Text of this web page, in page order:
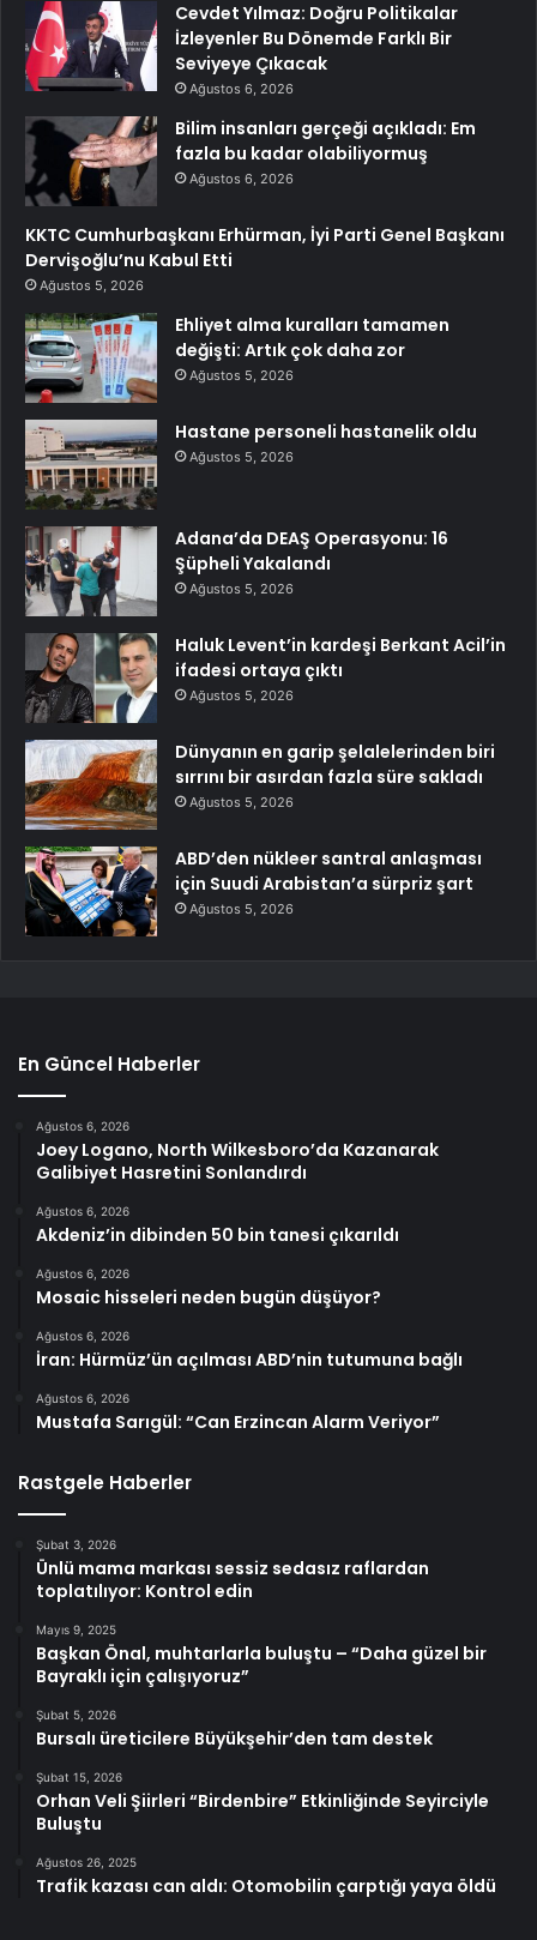
Cevdet Yılmaz: Doğru Politikalar
İzleyenler Bu Dönemde Farklı Bir
Seviyeye Çıkacak
Ağustos 6, 2026
Bilim insanları gerçeği açıkladı: Em
fazla bu kadar olabiliyormuş
Ağustos 6, 2026
KKTC Cumhurbaşkanı Erhürman, İyi Parti Genel Başkanı
Dervişoğlu’nu Kabul Etti
Ağustos 5, 2026
Ehliyet alma kuralları tamamen
değişti: Artık çok daha zor
Ağustos 5, 2026
Hastane personeli hastanelik oldu
Ağustos 5, 2026
Adana’da DEAŞ Operasyonu: 16
Şüpheli Yakalandı
Ağustos 5, 2026
Haluk Levent’in kardeşi Berkant Acil’in
ifadesi ortaya çıktı
Ağustos 5, 2026
Dünyanın en garip şelalelerinden biri
sırrını bir asırdan fazla süre sakladı
Ağustos 5, 2026
ABD’den nükleer santral anlaşması
için Suudi Arabistan’a sürpriz şart
Ağustos 5, 2026
En Güncel Haberler
Ağustos 6, 2026
Joey Logano, North Wilkesboro’da Kazanarak
Galibiyet Hasretini Sonlandırdı
Ağustos 6, 2026
Akdeniz’in dibinden 50 bin tanesi çıkarıldı
Ağustos 6, 2026
Mosaic hisseleri neden bugün düşüyor?
Ağustos 6, 2026
İran: Hürmüz’ün açılması ABD’nin tutumuna bağlı
Ağustos 6, 2026
Mustafa Sarıgül: “Can Erzincan Alarm Veriyor”
Rastgele Haberler
Şubat 3, 2026
Ünlü mama markası sessiz sedasız raflardan
toplatılıyor: Kontrol edin
Mayıs 9, 2025
Başkan Önal, muhtarlarla buluştu – “Daha güzel bir
Bayraklı için çalışıyoruz”
Şubat 5, 2026
Bursalı üreticilere Büyükşehir’den tam destek
Şubat 15, 2026
Orhan Veli Şiirleri “Birdenbire” Etkinliğinde Seyirciyle
Buluştu
Ağustos 26, 2025
Trafik kazası can aldı: Otomobilin çarptığı yaya öldü